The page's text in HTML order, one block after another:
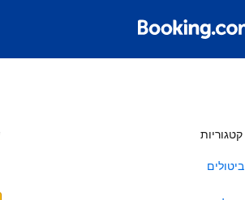
קטגוריות
ביטולים